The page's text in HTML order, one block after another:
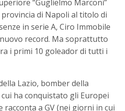
“Guglielmo Marconi”
di Napoli al titolo di
in serie A, Ciro Immobile
record. Ma soprattutto
i primi 10 goleador di tutti i
Lazio, bomber della
ha conquistato gli Europei
racconta a GV (nei giorni in cui